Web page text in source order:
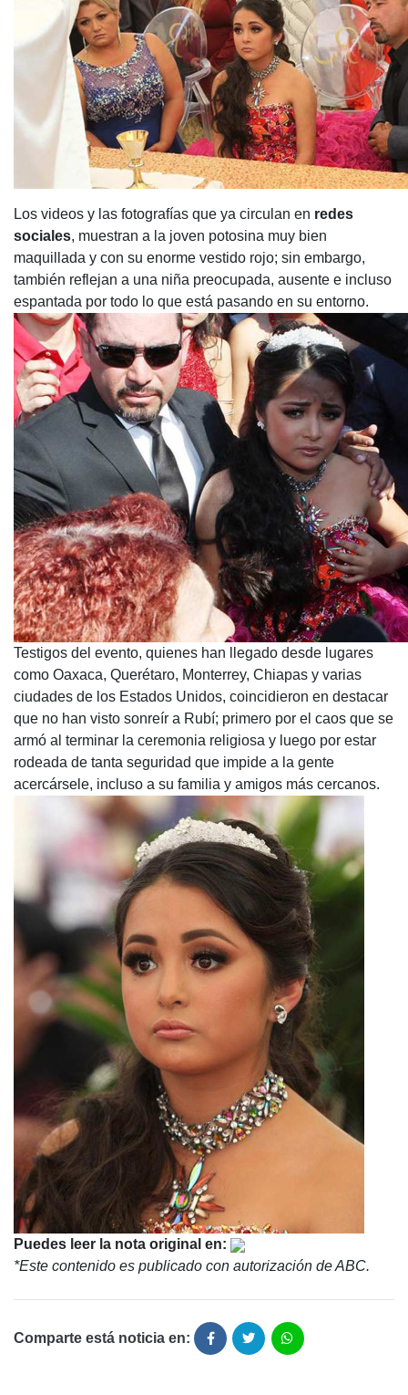
Los videos y las fotografías que ya circulan en redes
sociales, muestran a la joven potosina muy bien
maquillada y con su enorme vestido rojo; sin embargo,
también reflejan a una niña preocupada, ausente e incluso
espantada por todo lo que está pasando en su entorno.
Testigos del evento, quienes han llegado desde lugares
como Oaxaca, Querétaro, Monterrey, Chiapas y varias
ciudades de los Estados Unidos, coincidieron en destacar
que no han visto sonreír a Rubí; primero por el caos que se
armó al terminar la ceremonia religiosa y luego por estar
rodeada de tanta seguridad que impide a la gente
acercársele, incluso a su familia y amigos más cercanos.
Puedes leer la nota original en:
*Este contenido es publicado con autorización de ABC.
Comparte está noticia en: